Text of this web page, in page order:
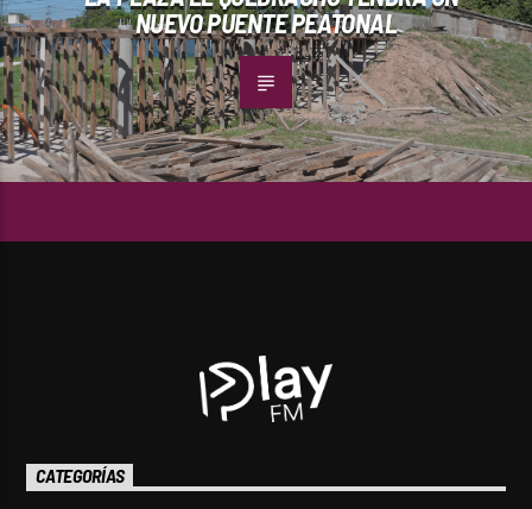
NUEVO PUENTE PEATONAL
CATEGORÍAS